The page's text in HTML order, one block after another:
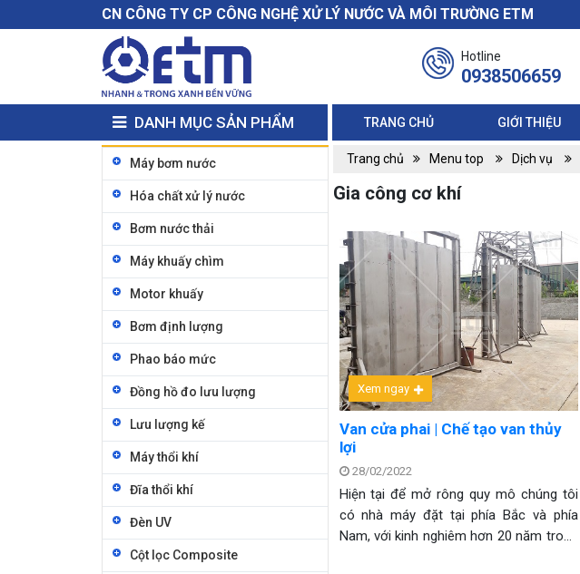
CN CÔNG TY CP CÔNG NGHỆ XỬ LÝ NƯỚC VÀ MÔI TRƯỜNG ETM
Hotline
0938506659
DANH MỤC SẢN PHẨM TRANG CHỦ GIỚI THIỆU
Máy bơm nước
Hóa chất xử lý nước
Bơm nước thải
Máy khuấy chìm
Motor khuấy
Bơm định lượng
Phao báo mức
Đồng hồ đo lưu lượng
Lưu lượng kế
Máy thổi khí
Đĩa thổi khí
Đèn UV
Cột lọc Composite
Trang chủ Menu top Dịch vụ
Gia công cơ khí
Xem ngay
Van cửa phai | Chế tạo van thủy
lợi
28/02/2022
Hiện tại để mở rông quy mô chúng tôi
có nhà máy đặt tại phía Bắc và phía
Nam, với kinh nghiêm hơn 20 năm trong